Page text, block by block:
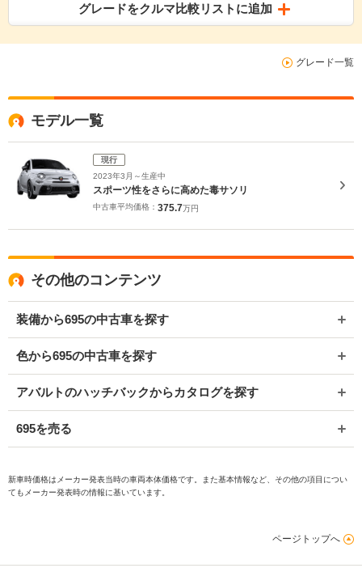
グレードをクルマ比較リストに追加
グレード一覧
モデル一覧
現行
2023年3月～生産中
スポーツ性をさらに高めた毒サソリ
中古車平均価格： 375.7万円
その他のコンテンツ
装備から695の中古車を探す
色から695の中古車を探す
アバルトのハッチバックからカタログを探す
695を売る
新車時価格はメーカー発表当時の車両本体価格です。また基本情報など、その他の項目につい
てもメーカー発表時の情報に基いています。
ページトップへ